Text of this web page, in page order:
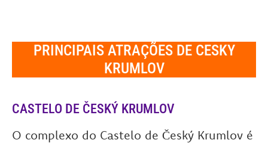
PRINCIPAIS ATRAÇÕES DE CESKY
KRUMLOV
CASTELO DE ČESKÝ KRUMLOV
O complexo do Castelo de Český Krumlov é